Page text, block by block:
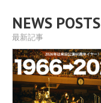
NEWS POSTS
最新記事